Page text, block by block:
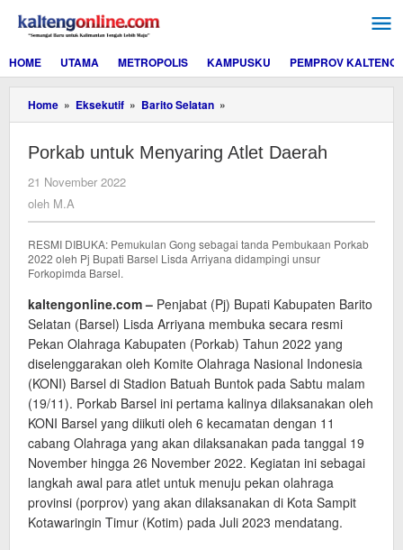
konten
HOME
UTAMA METROPOLIS KAMPUSKU PEMPROV KALTENG
Home » Eksekutif » Barito Selatan »
untuk
Atlet
Porkab untuk Menyaring Atlet Daerah
21 November 2022
oleh M.A
RESMI DIBUKA: Pemukulan Gong sebagai tanda Pembukaan Porkab
2022 oleh Pj Bupati Barsel Lisda Arriyana didampingi unsur
Forkopimda Barsel.
kaltengonline.com – Penjabat (Pj) Bupati Kabupaten Barito
Selatan (Barsel) Lisda Arriyana membuka secara resmi
Pekan Olahraga Kabupaten (Porkab) Tahun 2022 yang
diselenggarakan oleh Komite Olahraga Nasional Indonesia
(KONI) Barsel di Stadion Batuah Buntok pada Sabtu malam
(19/11). Porkab Barsel ini pertama kalinya dilaksanakan oleh
KONI Barsel yang diikuti oleh 6 kecamatan dengan 11
cabang Olahraga yang akan dilaksanakan pada tanggal 19
November hingga 26 November 2022. Kegiatan ini sebagai
langkah awal para atlet untuk menuju pekan olahraga
provinsi (porprov) yang akan dilaksanakan di Kota Sampit
Kotawaringin Timur (Kotim) pada Juli 2023 mendatang.